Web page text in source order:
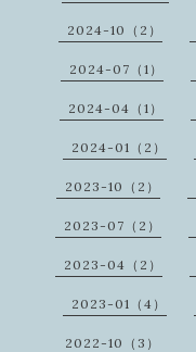
2024-10（2）
2024-07（1）
2024-04（1）
2024-01（2）
2023-10（2）
2023-07（2）
2023-04（2）
2023-01（4）
2022-10（3）